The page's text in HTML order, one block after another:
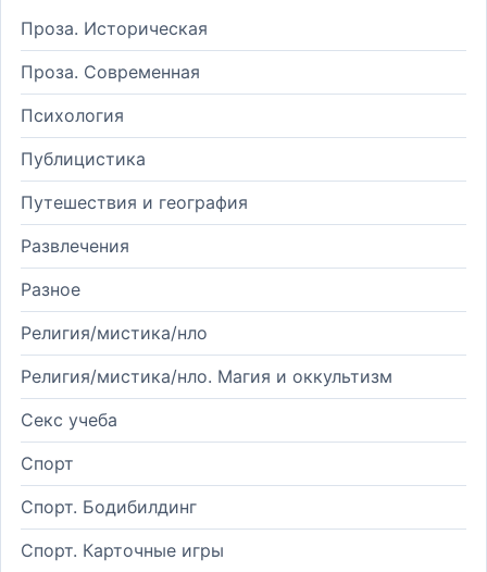
Проза. Историческая
Проза. Современная
Психология
Публицистика
Путешествия и география
Развлечения
Разное
Религия/мистика/нло
Религия/мистика/нло. Магия и оккультизм
Секс учеба
Спорт
Спорт. Бодибилдинг
Спорт. Карточные игры